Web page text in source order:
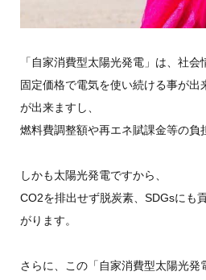
「自家消費型太陽光発電」は、社会
固定価格で電気を使い続ける事が
が出来ますし、
燃料費調整額や再エネ賦課金等の負
しかも太陽光発電ですから、
CO2を排出せず脱炭素、SDGsにも
がります。
さらに、この「自家消費型太陽光発